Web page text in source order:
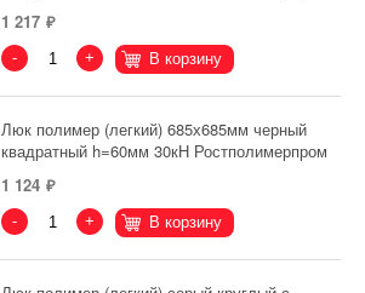
1 217
- + В корзину
Люк полимер (легкий) 685х685мм черный
квадратный h=60мм 30кН Ростполимерпром
1 124
- + В корзину